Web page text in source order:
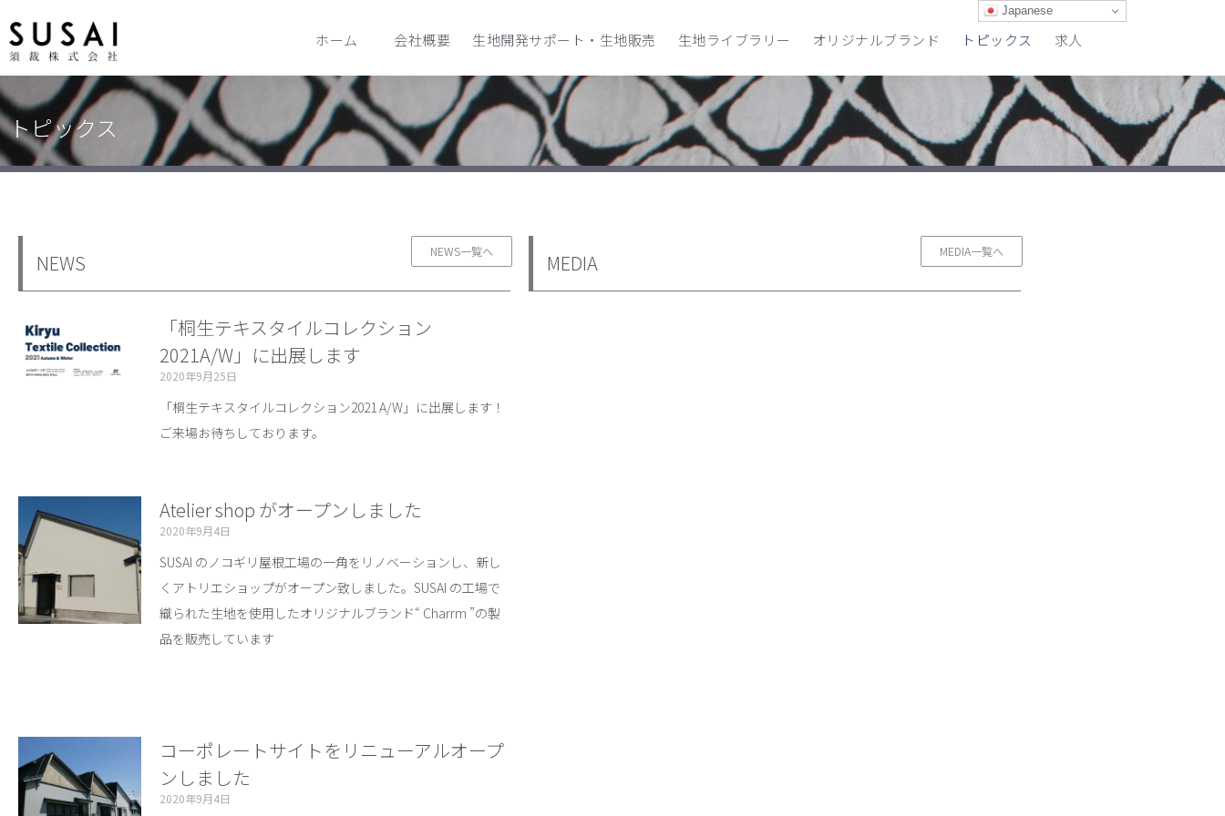
ホーム 会社概要 生地開発サポート・生地販売 生地ライブラリー オリジナルブランド トピックス 求人
トピックス
NEWS NEWS一覧へ
「桐生テキスタイルコレクション
2021A/W」に出展します
2020年9月25日
「桐生テキスタイルコレクション2021 A/W」に出展します！
ご来場お待ちしております。
Atelier shop がオープンしました
2020年9月4日
SUSAI のノコギリ屋根工場の一角をリノベーションし、新し
くアトリエショップがオープン致しました。SUSAI の工場で
織られた生地を使用したオリジナルブランド“ Charrm ”の製
品を販売しています
コーポレートサイトをリニューアルオープ
ンしました
2020年9月4日
MEDIA MEDIA一覧へ
Japanese